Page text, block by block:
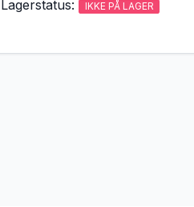
Lagerstatus: IKKE PÅ LAGER